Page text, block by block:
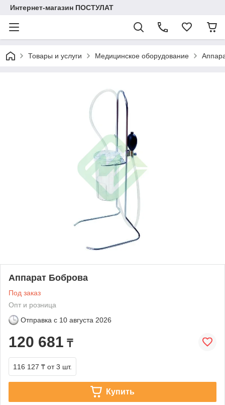
Интернет-магазин ПОСТУЛАТ
Товары и услуги Медицинское оборудование
Аппарат Боброва
Под заказ
Опт и розница
Отправка с 10 августа 2026
120 681 ₸
116 127 ₸ от 3 шт.
Купить